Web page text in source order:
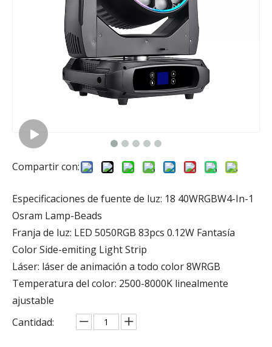
Compartir con:
Especificaciones de fuente de luz: 18 40WRGBW4-In-1
Osram Lamp-Beads
Franja de luz: LED 5050RGB 83pcs 0.12W Fantasía
Color Side-emiting Light Strip
Láser: láser de animación a todo color 8WRGB
Temperatura del color: 2500-8000K linealmente
ajustable
Cantidad: